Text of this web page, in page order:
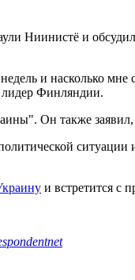
Ниинистё и
и насколько
лидер Финляндии.
Он также
и встретится с